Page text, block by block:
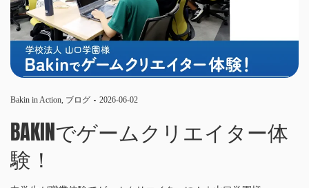
Bakin in Action ブログ 2026-06-02
BAKINでゲームクリエイター体
験！